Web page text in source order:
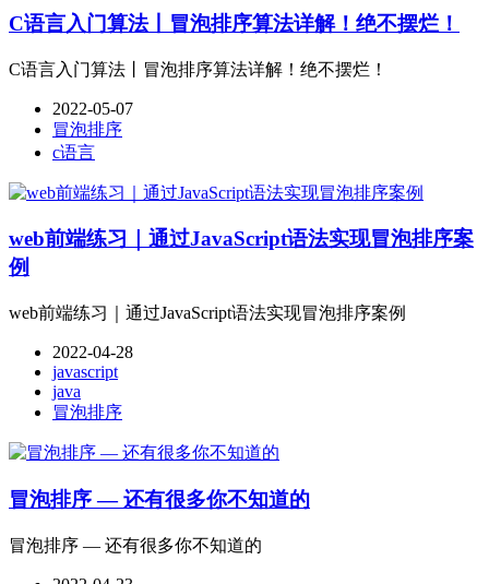
C语言入门算法丨冒泡排序算法详解！绝不摆烂！
C语言入门算法丨冒泡排序算法详解！绝不摆烂！
2022-05-07
冒泡排序
c语言
web前端练习｜通过JavaScript语法实现冒泡排序案
例
web前端练习｜通过JavaScript语法实现冒泡排序案例
2022-04-28
javascript
java
冒泡排序
冒泡排序 — 还有很多你不知道的
冒泡排序 — 还有很多你不知道的